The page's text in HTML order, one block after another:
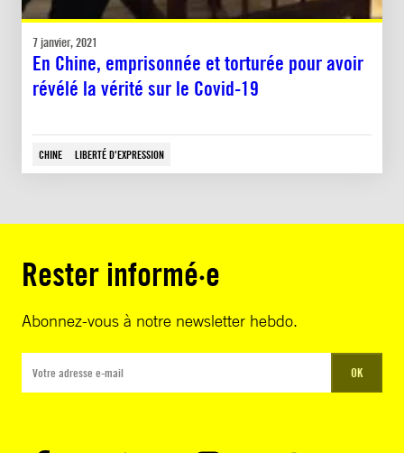
7 janvier, 2021
En Chine, emprisonnée et torturée pour avoir
révélé la vérité sur le Covid-19
CHINE LIBERTÉ D'EXPRESSION
Rester informé·e
Abonnez-vous à notre newsletter hebdo.
OK